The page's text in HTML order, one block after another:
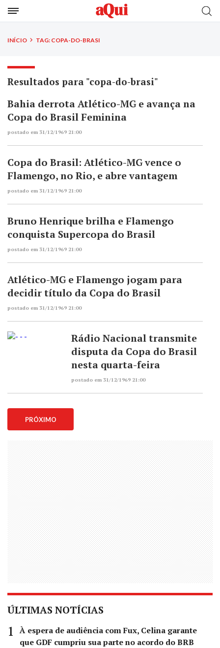
INÍCIO TAG: COPA-DO-BRASI
Resultados para "copa-do-brasi"
Bahia derrota Atlético-MG e avança na
Copa do Brasil Feminina
postado em 31/12/1969 21:00
Copa do Brasil: Atlético-MG vence o
Flamengo, no Rio, e abre vantagem
postado em 31/12/1969 21:00
Bruno Henrique brilha e Flamengo
conquista Supercopa do Brasil
postado em 31/12/1969 21:00
Atlético-MG e Flamengo jogam para
decidir título da Copa do Brasil
postado em 31/12/1969 21:00
Rádio Nacional transmite
disputa da Copa do Brasil
nesta quarta-feira
postado em 31/12/1969 21:00
PRÓXIMO
ÚLTIMAS NOTÍCIAS
À espera de audiência com Fux, Celina garante
que GDF cumpriu sua parte no acordo do BRB